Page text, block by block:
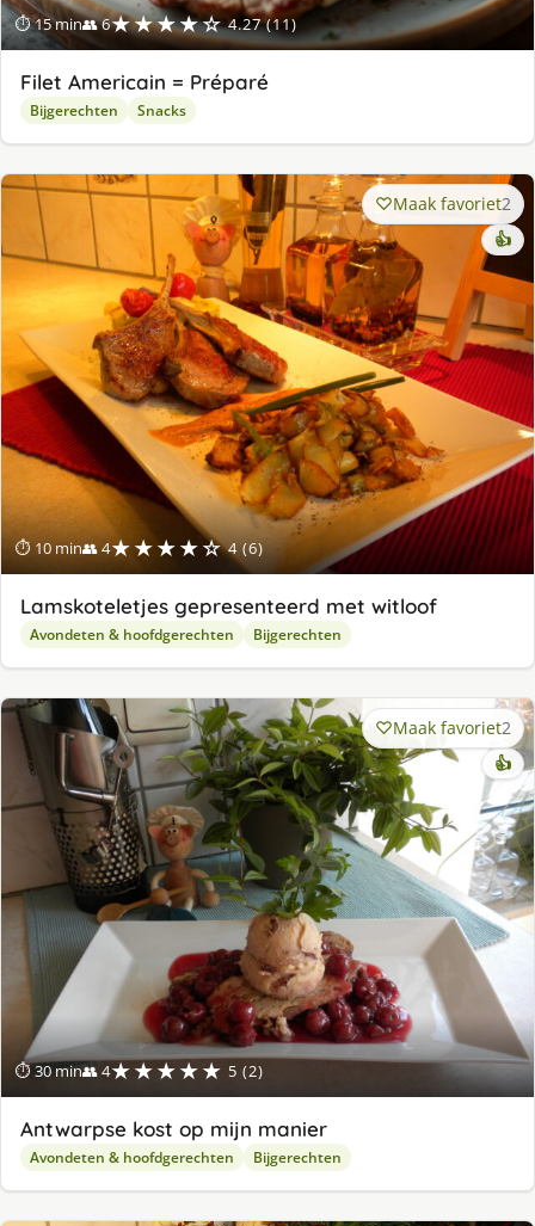
⏱ 15 min👥 6★★★★☆ 4.27 (11)
Filet Americain = Préparé
Bijgerechten Snacks
⏱ 10 min👥 4★★★★☆ 4 (6)
Maak favoriet2
👍
Lamskoteletjes gepresenteerd met witloof
Avondeten & hoofdgerechten Bijgerechten
⏱ 30 min👥 4★★★★★ 5 (2)
Maak favoriet2
👍
Antwarpse kost op mijn manier
Avondeten & hoofdgerechten Bijgerechten